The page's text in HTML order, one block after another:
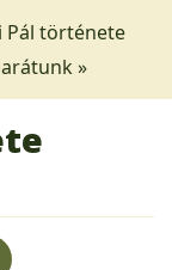
Pál története
»